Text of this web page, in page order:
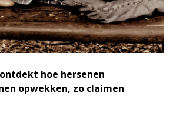
hoe hersenen
opwekken, zo claimen